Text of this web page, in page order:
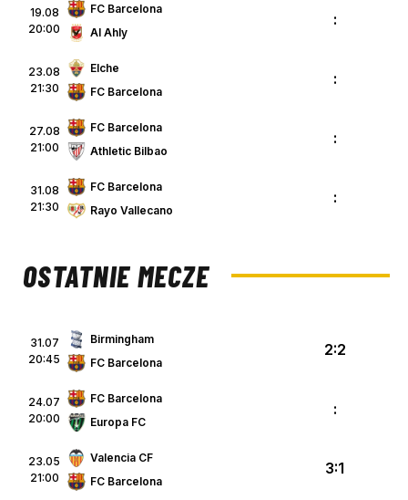
19.08
20:00
FC Barcelona
Al Ahly
:
23.08
21:30
Elche
FC Barcelona
:
27.08
21:00
FC Barcelona
Athletic Bilbao
:
31.08
21:30
FC Barcelona
Rayo Vallecano
:
OSTATNIE MECZE
31.07
20:45
Birmingham
FC Barcelona
2:2
24.07
20:00
FC Barcelona
Europa FC
:
23.05
21:00
Valencia CF
FC Barcelona
3:1